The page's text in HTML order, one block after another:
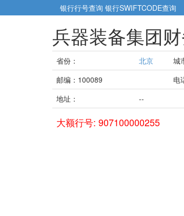
银行行号查询 银行SWIFTCODE查询
兵器装备集团
省份： 北京 城
邮编：100089
电
地址：
--
大额行号: 907100000255